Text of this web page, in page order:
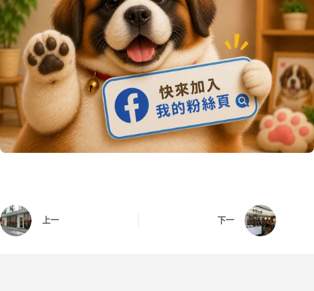
上一 下一